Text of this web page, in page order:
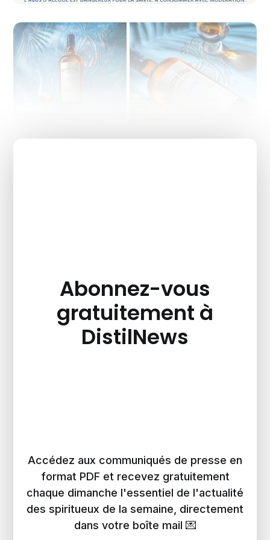
Abonnez-vous
gratuitement à
DistilNews
Accédez aux communiqués de presse en
format PDF et recevez gratuitement
chaque dimanche l'essentiel de l'actualité
des spiritueux de la semaine, directement
dans votre boîte mail 💌